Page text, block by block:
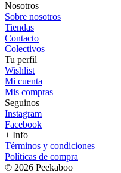
Nosotros
Sobre nosotros
Tiendas
Contacto
Colectivos
Tu perfil
Wishlist
Mi cuenta
Mis compras
Seguinos
Instagram
Facebook
+ Info
Términos y condiciones
Políticas de compra
© 2026 Peekaboo